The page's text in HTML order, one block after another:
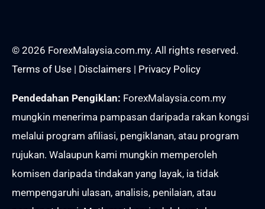
© 2026 ForexMalaysia.com.my. All rights reserved.
Terms of Use| Disclaimers | Privacy Policy
Pendedahan Pengiklan: ForexMalaysia.com.my
mungkin menerima pampasan daripada rakan kongsi
melalui program afiliasi, pengiklanan, atau program
rujukan. Walaupun kami mungkin memperoleh
komisen daripada tindakan yang layak, ia tidak
mempengaruhi ulasan, analisis, penilaian, atau